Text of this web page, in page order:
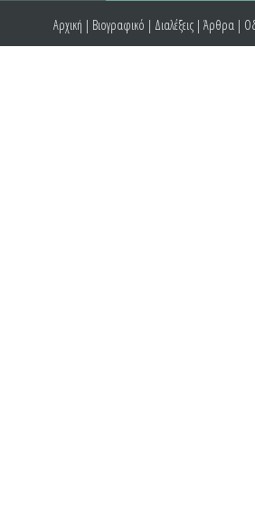
Αρχική | Βιογραφικό | Διαλέξεις | Άρθρα |